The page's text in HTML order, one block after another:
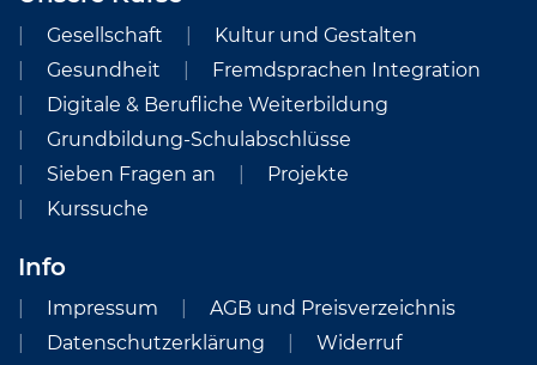
Gesellschaft
Kultur und Gestalten
Gesundheit
Fremdsprachen Integration
Digitale & Berufliche Weiterbildung
Grundbildung-Schulabschlüsse
Sieben Fragen an
Projekte
Kurssuche
Info
Impressum
AGB und Preisverzeichnis
Datenschutzerklärung
Widerruf